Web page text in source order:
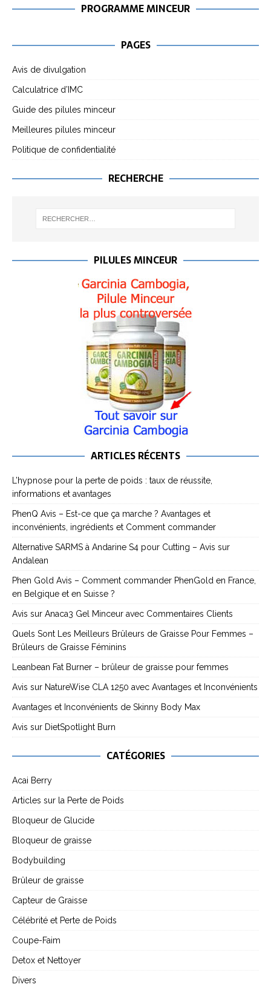
PROGRAMME MINCEUR
PAGES
Avis de divulgation
Calculatrice d’IMC
Guide des pilules minceur
Meilleures pilules minceur
Politique de confidentialité
RECHERCHE
PILULES MINCEUR
ARTICLES RÉCENTS
L’hypnose pour la perte de poids : taux de réussite,
informations et avantages
PhenQ Avis – Est-ce que ça marche ? Avantages et
inconvénients, ingrédients et Comment commander
Alternative SARMS à Andarine S4 pour Cutting – Avis sur
Andalean
Phen Gold Avis – Comment commander PhenGold en France,
en Belgique et en Suisse ?
Avis sur Anaca3 Gel Minceur avec Commentaires Clients
Quels Sont Les Meilleurs Brûleurs de Graisse Pour Femmes –
Brûleurs de Graisse Féminins
Leanbean Fat Burner – brûleur de graisse pour femmes
Avis sur NatureWise CLA 1250 avec Avantages et Inconvénients
Avantages et Inconvénients de Skinny Body Max
Avis sur DietSpotlight Burn
CATÉGORIES
Acai Berry
Articles sur la Perte de Poids
Bloqueur de Glucide
Bloqueur de graisse
Bodybuilding
Brûleur de graisse
Capteur de Graisse
Célébrité et Perte de Poids
Coupe-Faim
Detox et Nettoyer
Divers